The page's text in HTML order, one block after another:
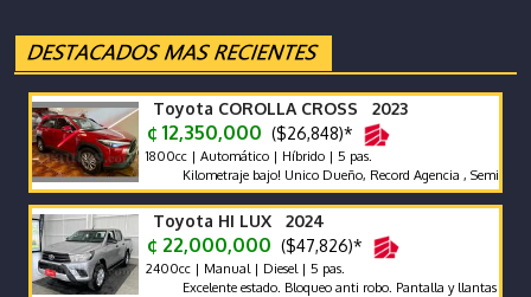
Toyota COROLLA CROSS 2023
¢ 12,350,000 ($26,848)*
1800cc | Automático | Híbrido | 5 pas.
Kilometraje bajo! Unico Dueño, Record Agencia , Semi Nuevo _
Toyota HI LUX 2024
¢ 22,000,000 ($47,826)*
2400cc | Manual | Diesel | 5 pas.
Excelente estado. Bloqueo anti robo. Pantalla y llantas nuevas